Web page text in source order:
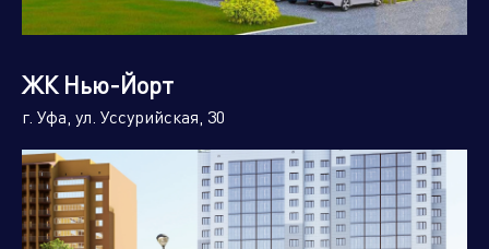
ЖК Нью-Йорт
г. Уфа, ул. Уссурийская, 30